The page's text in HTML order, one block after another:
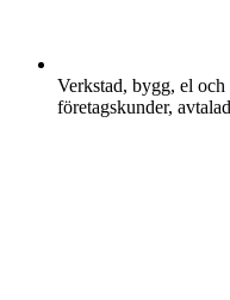
Verkstad, bygg, el
företagskunder,